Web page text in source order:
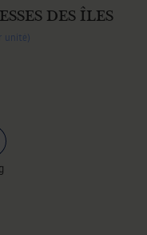
DES ÎLES
unité